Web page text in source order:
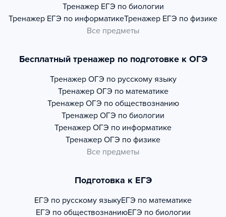
Тренажер ЕГЭ по биологии
Тренажер ЕГЭ по информатикеТренажер ЕГЭ по физике
Все предметы
Бесплатный тренажер по подготовке к ОГЭ
Тренажер ОГЭ по русскому языку
Тренажер ОГЭ по математике
Тренажер ОГЭ по обществознанию
Тренажер ОГЭ по биологии
Тренажер ОГЭ по информатике
Тренажер ОГЭ по физике
Все предметы
Подготовка к ЕГЭ
ЕГЭ по русскому языкуЕГЭ по математике
ЕГЭ по обществознаниюЕГЭ по биологии